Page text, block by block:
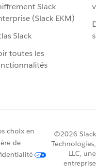
Slack
(Slack EKM)
Slack
toutes les
choix en
de
©2026 Slack
Technologies,
LLC, une
entreprise